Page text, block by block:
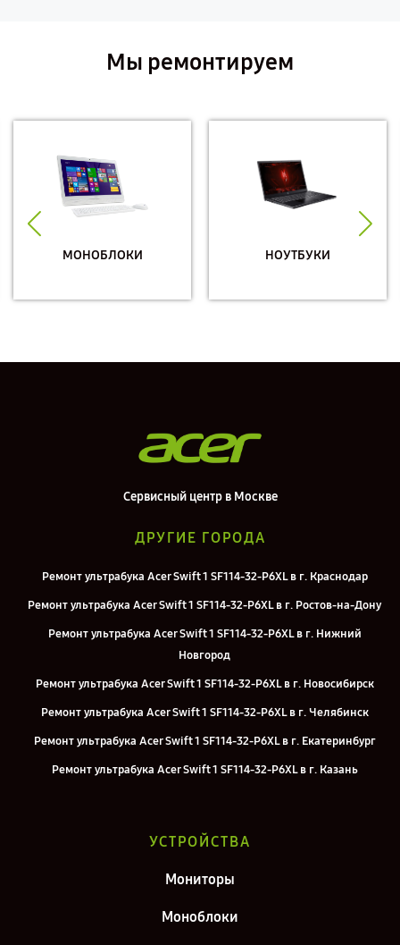
Мы ремонтируем
МОНОБЛОКИ НОУТБУКИ
Сервисный центр в Москве
ДРУГИЕ ГОРОДА
Ремонт ультрабука Acer Swift 1 SF114-32-P6XL в г. Краснодар
Ремонт ультрабука Acer Swift 1 SF114-32-P6XL в г. Ростов-на-Дону
Ремонт ультрабука Acer Swift 1 SF114-32-P6XL в г. Нижний
Новгород
Ремонт ультрабука Acer Swift 1 SF114-32-P6XL в г. Новосибирск
Ремонт ультрабука Acer Swift 1 SF114-32-P6XL в г. Челябинск
Ремонт ультрабука Acer Swift 1 SF114-32-P6XL в г. Екатеринбург
Ремонт ультрабука Acer Swift 1 SF114-32-P6XL в г. Казань
УСТРОЙСТВА
Мониторы
Моноблоки